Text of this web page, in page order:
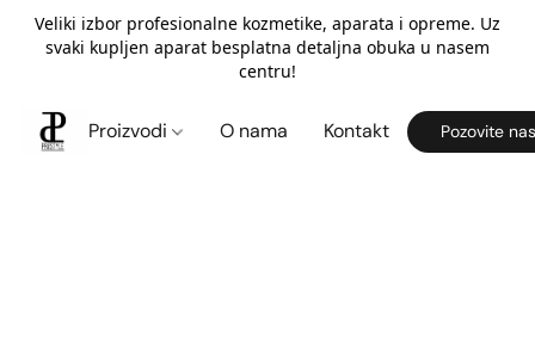
Veliki izbor profesionalne kozmetike, aparata i opreme. Uz
svaki kupljen aparat besplatna detaljna obuka u nasem
centru!
Proizvodi O nama Kontakt Pozovite